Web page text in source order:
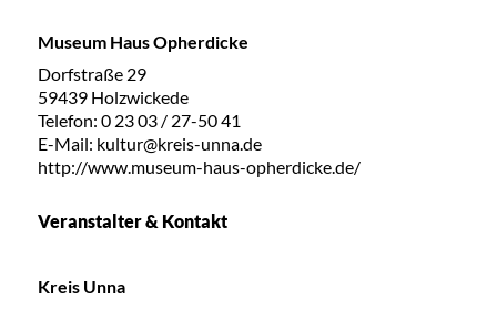
Museum Haus Opherdicke
Dorfstraße 29
59439 Holzwickede
Telefon: 0 23 03 / 27-50 41
E-Mail: kultur@kreis-unna.de
http://www.museum-haus-opherdicke.de/
Veranstalter & Kontakt
Kreis Unna